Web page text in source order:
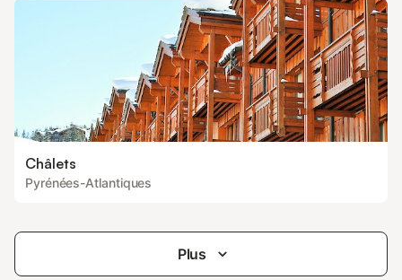
Châlets
Pyrénées-Atlantiques
Plus